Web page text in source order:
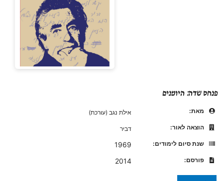
פנחס שדה: היומנים
מאת:
אילת נגב (עורכת)
הוצאה לאור:
דביר
שנת סיום לימודים:
1969
פורסם: 2014